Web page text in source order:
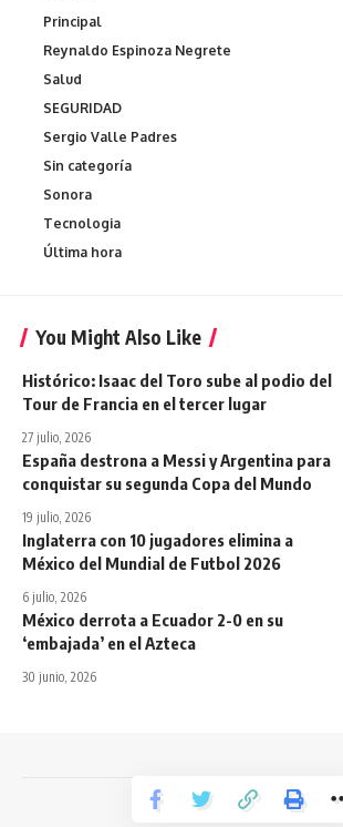
Principal
Reynaldo Espinoza Negrete
Salud
SEGURIDAD
Sergio Valle Padres
Sin categoría
Sonora
Tecnologia
Última hora
You Might Also Like
Histórico: Isaac del Toro sube al podio del
Tour de Francia en el tercer lugar
27 julio, 2026
España destrona a Messi y Argentina para
conquistar su segunda Copa del Mundo
19 julio, 2026
Inglaterra con 10 jugadores elimina a
México del Mundial de Futbol 2026
6 julio, 2026
México derrota a Ecuador 2-0 en su
‘embajada’ en el Azteca
30 junio, 2026
Todos los derechos reservados